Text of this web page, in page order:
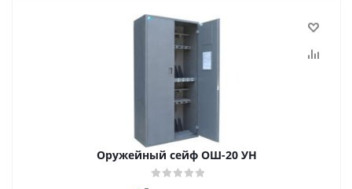
Оружейный сейф ОШ-20 УН